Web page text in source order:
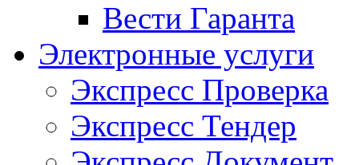
Вести Гаранта
Электронные услуги
Экспресс Проверка
Экспресс Тендер